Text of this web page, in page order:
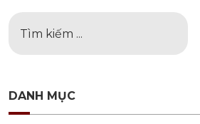
DANH MỤC